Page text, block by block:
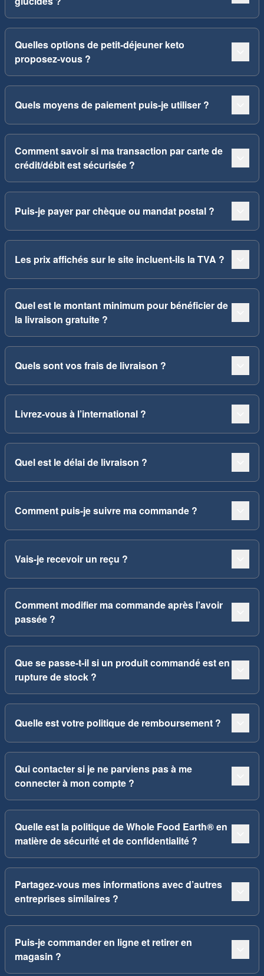
Quelles options de petit-déjeuner keto
proposez-vous ?
Quels moyens de paiement puis-je utiliser ?
Comment savoir si ma transaction par carte de
crédit/débit est sécurisée ?
Puis-je payer par chèque ou mandat postal ?
Les prix affichés sur le site incluent-ils la TVA ?
Quel est le montant minimum pour bénéficier de
la livraison gratuite ?
Quels sont vos frais de livraison ?
Livrez-vous à l’international ?
Quel est le délai de livraison ?
Comment puis-je suivre ma commande ?
Vais-je recevoir un reçu ?
Comment modifier ma commande après l’avoir
passée ?
Que se passe-t-il si un produit commandé est en
rupture de stock ?
Quelle est votre politique de remboursement ?
Qui contacter si je ne parviens pas à me
connecter à mon compte ?
Quelle est la politique de Whole Food Earth® en
matière de sécurité et de confidentialité ?
Partagez-vous mes informations avec d’autres
entreprises similaires ?
Puis-je commander en ligne et retirer en
magasin ?